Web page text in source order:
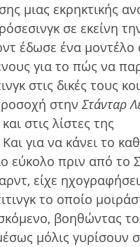
µιας εκρηκτικής
σε εκείνη
έδωσε ένα µοντέλο
για το πώς να
στις δικές τους
στηνΣτάνταρ
και στις λίστες της
Και για να κάνει το
εύκολο πριν από το
είχε
το οποίο
βοηθώντας
µόλις γυρίσουν